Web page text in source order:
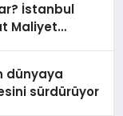
İstanbul
Maliyet
dünyaya
sürdürüyor